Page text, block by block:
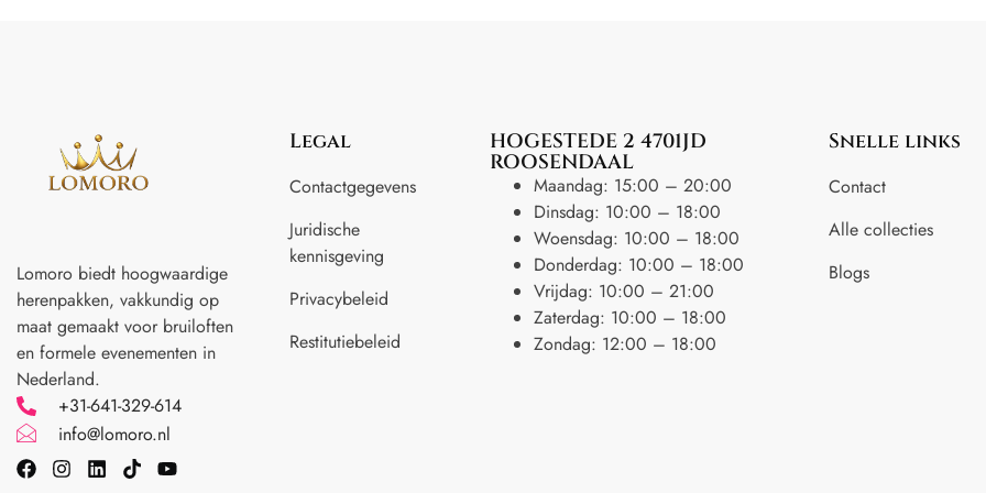
Lomoro biedt hoogwaardige
herenpakken, vakkundig op
maat gemaakt voor bruiloften
en formele evenementen in
Nederland.
+31-641-329-614
info@lomoro.nl
Legal
Contactgegevens
Juridische
kennisgeving
Privacybeleid
Restitutiebeleid
HOGESTEDE 2 4701JD
ROOSENDAAL
Maandag: 15:00 – 20:00
Dinsdag: 10:00 – 18:00
Woensdag: 10:00 – 18:00
Donderdag: 10:00 – 18:00
Vrijdag: 10:00 – 21:00
Zaterdag: 10:00 – 18:00
Zondag: 12:00 – 18:00
Snelle links
Contact
Alle collecties
Blogs